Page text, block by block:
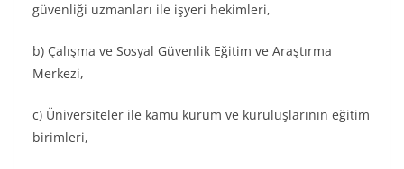
güvenliği uzmanları ile işyeri hekimleri,
b) Çalışma ve Sosyal Güvenlik Eğitim ve Araştırma
Merkezi,
c) Üniversiteler ile kamu kurum ve kuruluşlarının eğitim
birimleri,